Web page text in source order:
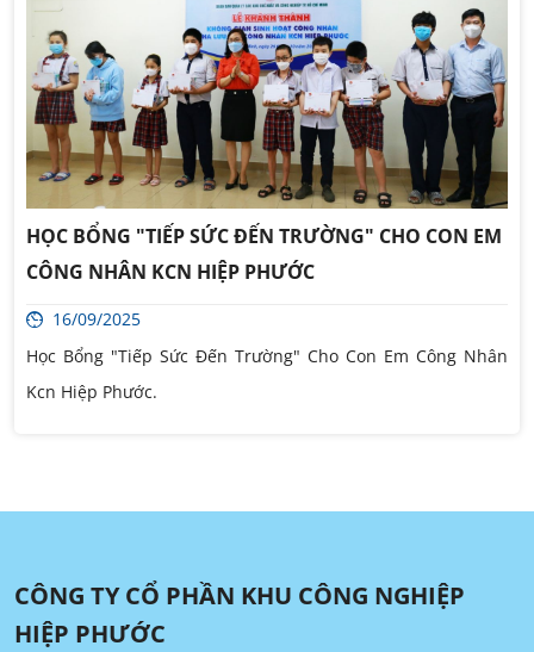
HỌC BỔNG "TIẾP SỨC ĐẾN TRƯỜNG" CHO CON EM
CÔNG NHÂN KCN HIỆP PHƯỚC
16/09/2025
Học Bổng "Tiếp Sức Đến Trường" Cho Con Em Công Nhân
Kcn Hiệp Phước.
CÔNG TY CỔ PHẦN KHU CÔNG NGHIỆP
HIỆP PHƯỚC